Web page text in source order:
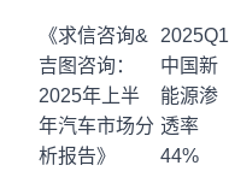
《求信咨询&
吉图咨询：
2025年上半
年汽车市场分
析报告》
2025Q1
中国新
能源渗
透率
44%